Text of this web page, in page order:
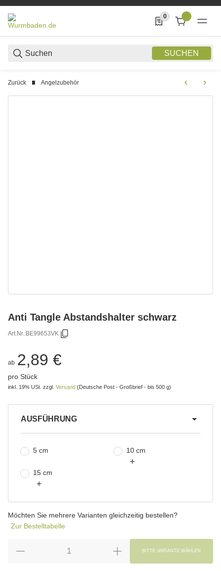
SUCHEN
0
0 Produkte in der
Zurück Angelzubehör
Anti Tangle Abstandshalter schwarz
Art.Nr.:BE99653VK
ab 2,89 €
pro Stück
inkl. 19% USt. zzgl. Versand (Deutsche Post - Großbrief - bis 500 g)
AUSFÜHRUNG
5 cm 10 cm
+
15 cm
+
Möchten Sie mehrere Varianten gleichzeitig bestellen?
Zur Bestelltabelle
BITTE VARIANTE WÄHLEN